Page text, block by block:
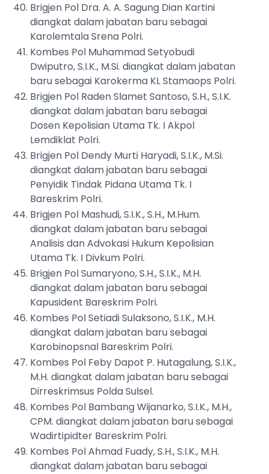
Brigjen Pol Dra. A. A. Sagung Dian Kartini
diangkat dalam jabatan baru sebagai
Karolemtala Srena Polri.
Kombes Pol Muhammad Setyobudi
Dwiputro, S.I.K., M.Si. diangkat dalam jabatan
baru sebagai Karokerma KL Stamaops Polri.
Brigjen Pol Raden Slamet Santoso, S.H., S.I.K.
diangkat dalam jabatan baru sebagai
Dosen Kepolisian Utama Tk. I Akpol
Lemdiklat Polri.
Brigjen Pol Dendy Murti Haryadi, S.I.K., M.Si.
diangkat dalam jabatan baru sebagai
Penyidik Tindak Pidana Utama Tk. I
Bareskrim Polri.
Brigjen Pol Mashudi, S.I.K., S.H., M.Hum.
diangkat dalam jabatan baru sebagai
Analisis dan Advokasi Hukum Kepolisian
Utama Tk. I Divkum Polri.
Brigjen Pol Sumaryono, S.H., S.I.K., M.H.
diangkat dalam jabatan baru sebagai
Kapusident Bareskrim Polri.
Kombes Pol Setiadi Sulaksono, S.I.K., M.H.
diangkat dalam jabatan baru sebagai
Karobinopsnal Bareskrim Polri.
Kombes Pol Feby Dapot P. Hutagalung, S.I.K.,
M.H. diangkat dalam jabatan baru sebagai
Dirreskrimsus Polda Sulsel.
Kombes Pol Bambang Wijanarko, S.I.K., M.H.,
CPM. diangkat dalam jabatan baru sebagai
Wadirtipidter Bareskrim Polri.
Kombes Pol Ahmad Fuady, S.H., S.I.K., M.H.
diangkat dalam jabatan baru sebagai